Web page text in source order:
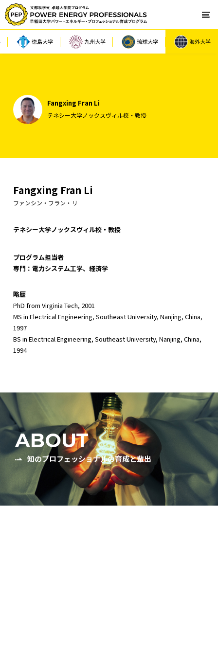
徳島大学 九州大学 琉球大学 海外大学
Fangxing Fran Li
テネシー大学ノックスヴィル校・教授
Fangxing Fran Li
ファンシン・フラン・リ
テネシー大学ノックスヴィル校・教授
プログラム担当者
専門：電力システム工学、経済学
略歴
PhD from Virginia Tech, 2001
MS in Electrical Engineering, Southeast University, Nanjing, China,
1997
BS in Electrical Engineering, Southeast University, Nanjing, China,
1994
ABOUT
知のプロフェッショナルの育成と輩出